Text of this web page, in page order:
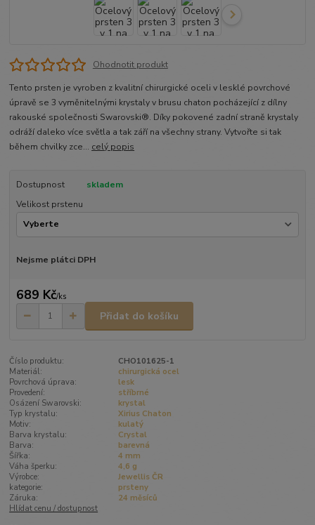
Ohodnotit produkt
Tento prsten je vyroben z kvalitní chirurgické oceli v lesklé povrchové
úpravě se 3 vyměnitelnými krystaly v brusu chaton pocházející z dílny
rakouské společnosti Swarovski®. Díky pokovené zadní straně krystaly
odráží daleko více světla a tak září na všechny strany. Vytvořte si tak
během chvilky zce... celý popis
Dostupnost
skladem
Velikost prstenu
Nejsme plátci DPH
689 Kč/ks
Přidat do košíku
Číslo produktu:
CHO101625-1
Materiál:
chirurgická ocel
Povrchová úprava:
lesk
Provedení:
stříbrné
Osázení Swarovski:
krystal
Typ krystalu:
Xirius Chaton
Motiv:
kulatý
Barva krystalu:
Crystal
Barva:
barevná
Šířka:
4 mm
Váha šperku:
4,6 g
Výrobce:
Jewellis ČR
kategorie:
prsteny
Záruka:
24 měsíců
Hlídat cenu / dostupnost